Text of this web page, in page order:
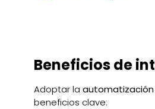
Beneficios de
Adoptar la automatización
beneficios clave: